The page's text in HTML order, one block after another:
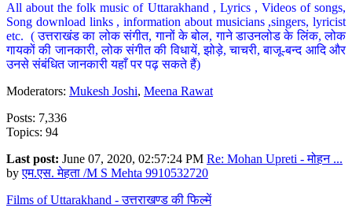
All about the folk music of Uttarakhand , Lyrics , Videos of songs,
Song download links , information about musicians ,singers, lyricist
etc. ( उत्तराखंड का लोक संगीत, गानों के बोल, गाने डाउनलोड के लिंक, लोक
गायकों की जानकारी, लोक संगीत की विधायें, झोड़े, चाचरी, बाजू-बन्द आदि और
उनसे संबंधित जानकारी यहाँ पर पढ़ सकते हैं)
Moderators: Mukesh Joshi, Meena Rawat
Posts: 7,336
Topics: 94
Last post: June 07, 2020, 02:57:24 PM Re: Mohan Upreti - मोहन ...
byएम.एस. मेहता /M S Mehta 9910532720
Films of Uttarakhand - उत्तराखण्ड की फिल्में